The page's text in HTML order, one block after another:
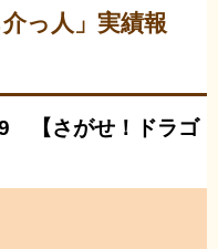
っ人」実績報
【さがせ！ドラゴ